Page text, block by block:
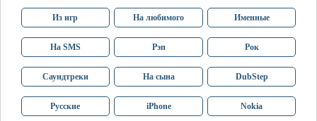
Из игр На любимого Именные
На SMS Рэп Рок
Саундтреки На сына DubStep
Русские iPhone Nokia